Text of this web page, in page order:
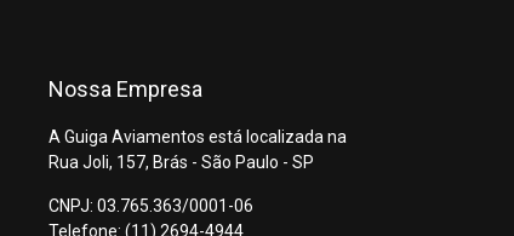
Nossa Empresa
A Guiga Aviamentos está localizada na
Rua Joli, 157, Brás - São Paulo - SP
CNPJ: 03.765.363/0001-06
Telefone: (11) 2694-4944